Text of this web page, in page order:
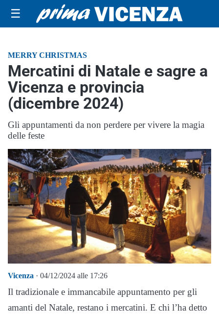
☰
MERRY CHRISTMAS
Mercatini di Natale e sagre a
Vicenza e provincia
(dicembre 2024)
Gli appuntamenti da non perdere per vivere la magia
delle feste
Vicenza · 04/12/2024 alle 17:26
Il tradizionale e immancabile appuntamento per gli
amanti del Natale, restano i mercatini. E chi l’ha detto